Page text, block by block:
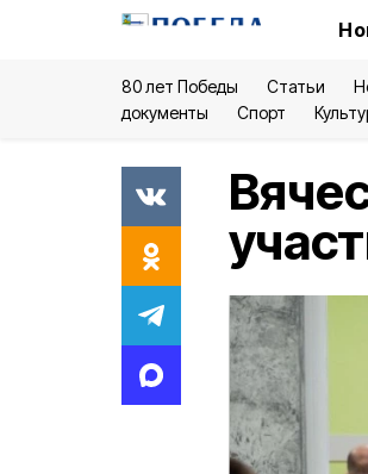
80 лет Победы Статьи
документы
Спорт